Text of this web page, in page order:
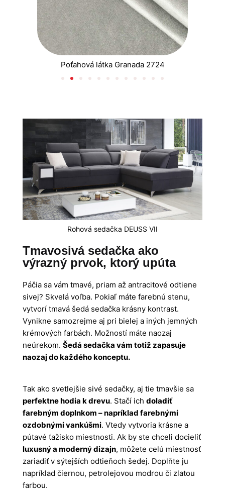
Poťahová látka Granada 2724
Rohová sedačka DEUSS VII
Tmavosivá sedačka ako
výrazný prvok, ktorý upúta
Páčia sa vám tmavé, priam až antracitové odtiene
sivej? Skvelá voľba. Pokiaľ máte farebnú stenu,
vytvorí tmavá šedá sedačka krásny kontrast.
Vynikne samozrejme aj pri bielej a iných jemných
krémových farbách. Možností máte naozaj
neúrekom. Šedá sedačka vám totiž zapasuje
naozaj do každého konceptu.
Tak ako svetlejšie sivé sedačky, aj tie tmavšie sa
perfektne hodia k drevu. Stačí ich doladiť
farebným doplnkom – napríklad farebnými
ozdobnými vankúšmi. Vtedy vytvoria krásne a
pútavé ťažisko miestnosti. Ak by ste chceli docieliť
luxusný a moderný dizajn, môžete celú miestnosť
zariadiť v sýtejších odtieňoch šedej. Doplňte ju
napríklad čiernou, petrolejovou modrou či zlatou
farbou.